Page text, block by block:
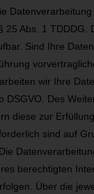
25 Abs. 1 TDDDG.
Sind Ihre
wir Ihre
DSGVO. Des
diese zur
sind auf
berechtigten
Über die